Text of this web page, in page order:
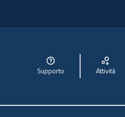
Supporto Attività